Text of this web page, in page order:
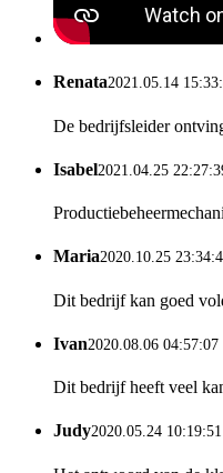
Renata2021.05.14
De bedrijfsleider
Isabel2021.04.25
Maria2020.10.25
Dit bedrijf kan goed
Ivan2020.08.06 04:57:07
Dit bedrijf heeft veel
Judy2020.05.24 10:19:51